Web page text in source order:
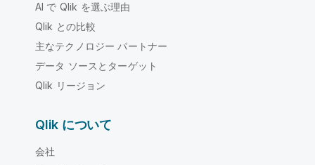
AI で Qlik を選ぶ理由
Qlik との比較
主なテクノロジー パートナー
データ ソースとターゲット
Qlik リージョン
Qlik について
会社